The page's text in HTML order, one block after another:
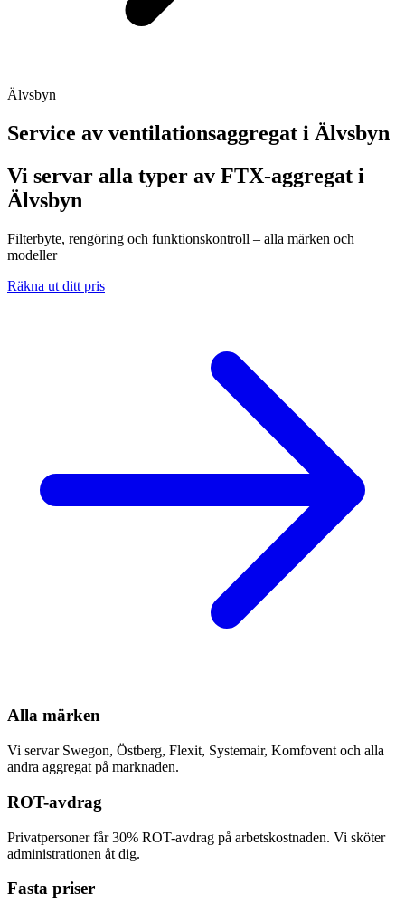
Älvsbyn
Service av ventilationsaggregat i Älvsbyn
Vi servar alla typer av FTX-aggregat i
Älvsbyn
Filterbyte, rengöring och funktionskontroll – alla märken och
modeller
Räkna ut ditt pris
Alla märken
Vi servar Swegon, Östberg, Flexit, Systemair, Komfovent och alla
andra aggregat på marknaden.
ROT-avdrag
Privatpersoner får 30% ROT-avdrag på arbetskostnaden. Vi sköter
administrationen åt dig.
Fasta priser